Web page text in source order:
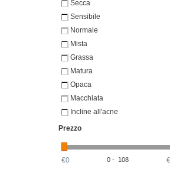
Secca
Sensibile
Normale
Mista
Grassa
Matura
Opaca
Macchiata
Incline all'acne
Prezzo
€0 0 - 108